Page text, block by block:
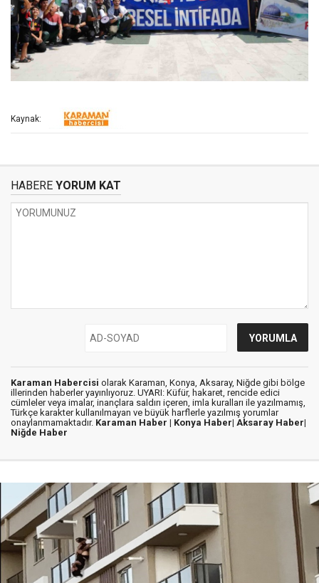
Kaynak:
HABERE YORUM KAT
Karaman Habercisi olarak Karaman, Konya, Aksaray, Niğde gibi bölge
illerinden haberler yayınlıyoruz. UYARI: Küfür, hakaret, rencide edici
cümleler veya imalar, inançlara saldırı içeren, imla kuralları ile yazılmamış,
Türkçe karakter kullanılmayan ve büyük harflerle yazılmış yorumlar
onaylanmamaktadır. Karaman Haber | Konya Haber| Aksaray Haber|
Niğde Haber